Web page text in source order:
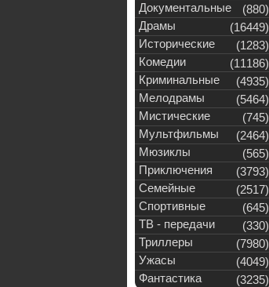
Документальные
(880)
Драмы
(16449)
Исторические
(1283)
Комедии
(11186)
Криминальные
(4935)
Мелодрамы
(5464)
Мистические
(745)
Мультфильмы
(2464)
Мюзиклы
(565)
Приключения
(3793)
Семейные
(2517)
Спортивные
(645)
ТВ - передачи
(330)
Триллеры
(7980)
Ужасы
(4049)
Фантастика
(3235)